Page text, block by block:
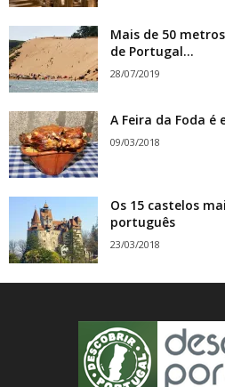
Mais de 50
de Portugal...
28/07/2019
A Feira da Foda é
09/03/2018
Os 15 castelos
português
23/03/2018